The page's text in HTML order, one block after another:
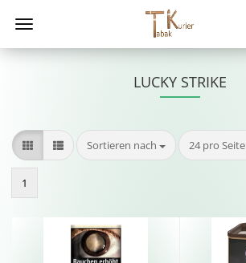
LUCKY STRIKE
Sortieren nach
Sortieren nach 24 pro Seite
pro Seite
1